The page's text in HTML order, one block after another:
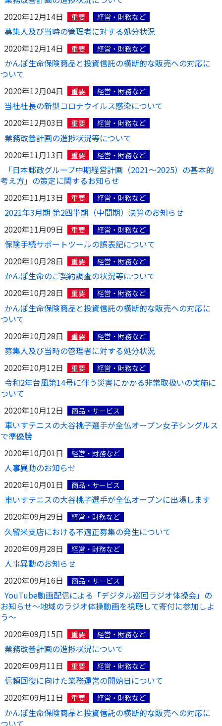
2020年12月14日
重要 経営・財務など
募集人及び当時の管理者に対する処分状況
2020年12月14日
重要 経営・財務など
かんぽ生命保険商品と投資信託の横断的な販売への対応に
ついて
2020年12月04日
重要 経営・財務など
当社社長の新型コロナウイルス感染について
2020年12月03日
重要 経営・財務など
業務改善計画の進捗状況等について
2020年11月13日
重要 経営・財務など
「日本郵政グループ中期経営計画（2021～2025）の基本的
考え方」の策定に関するお知らせ
2020年11月13日
重要 経営・財務など
2021年3月期 第2四半期（中間期）決算のお知らせ
2020年11月09日
重要 経営・財務など
保険手続サポートツールの誤表記について
2020年10月28日
重要 経営・財務など
かんぽ生命のご契約調査の状況等について
2020年10月28日
重要 経営・財務など
かんぽ生命保険商品と投資信託の横断的な販売への対応に
ついて
2020年10月28日
重要 経営・財務など
募集人及び当時の管理者に対する処分状況
2020年10月12日
重要 経営・財務など
令和2年台風第14号に伴う災害にかかる非常取扱いの実施に
ついて
2020年10月12日
商品・サービス
車いすテニスの大谷桃子選手が全仏オープン女子シングルス
で準優勝
2020年10月01日
経営・財務など
人事異動のお知らせ
2020年10月01日
商品・サービス
車いすテニスの大谷桃子選手が全仏オープンに出場します
2020年09月29日
経営・財務など
久留米支店における不適正募集の発生について
2020年09月28日
経営・財務など
人事異動のお知らせ
2020年09月16日
商品・サービス
YouTube動画配信による「デジタル巡回ラジオ体操会」の
お知らせ～地域のラジオ体操動画を視聴して寄付に参加しよ
う～
2020年09月15日
重要 経営・財務など
業務改善計画の進捗状況について
2020年09月11日
重要 経営・財務など
信頼回復に向けた業務運営の開始日について
2020年09月11日
重要 経営・財務など
かんぽ生命保険商品と投資信託の横断的な販売への対応に
ついて